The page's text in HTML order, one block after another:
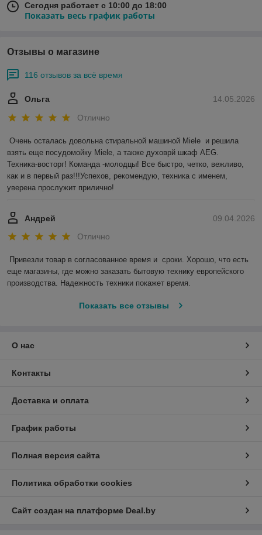
Сегодня работает с 10:00 до 18:00
Показать весь график работы
Отзывы о магазине
116 отзывов за всё время
14.05.2026
Ольга
Отлично
Очень осталась довольна стиральной машиной Miele  и решила
взять еще посудомойку Miele, а также духоврй шкаф AEG.
Техника-восторг! Команда -молодцы! Все быстро, четко, вежливо,
как и в первый раз!!!Успехов, рекомендую, техника с именем,
уверена прослужит прилично!
09.04.2026
Андрей
Отлично
Привезли товар в согласованное время и  сроки. Хорошо, что есть
еще магазины, где можно заказать бытовую технику европейского
производства. Надежность техники покажет время.
Показать все отзывы
О нас
Контакты
Доставка и оплата
График работы
Полная версия сайта
Политика обработки cookies
Сайт создан на платформе Deal.by